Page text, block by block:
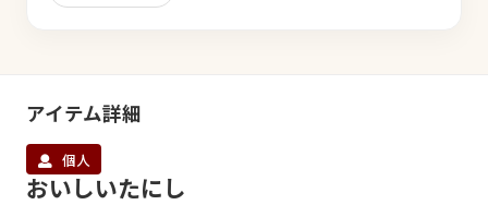
アイテム詳細
個人
おいしいたにし